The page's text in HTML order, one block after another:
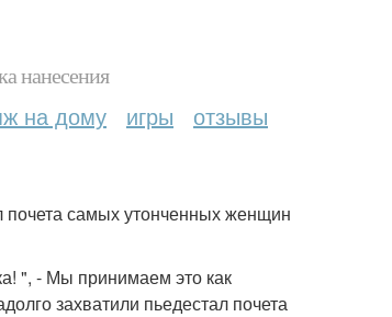
нанесения
на дому игры отзывы
почета самых утонченных женщин
", - Мы принимаем это как
захватили пьедестал почета